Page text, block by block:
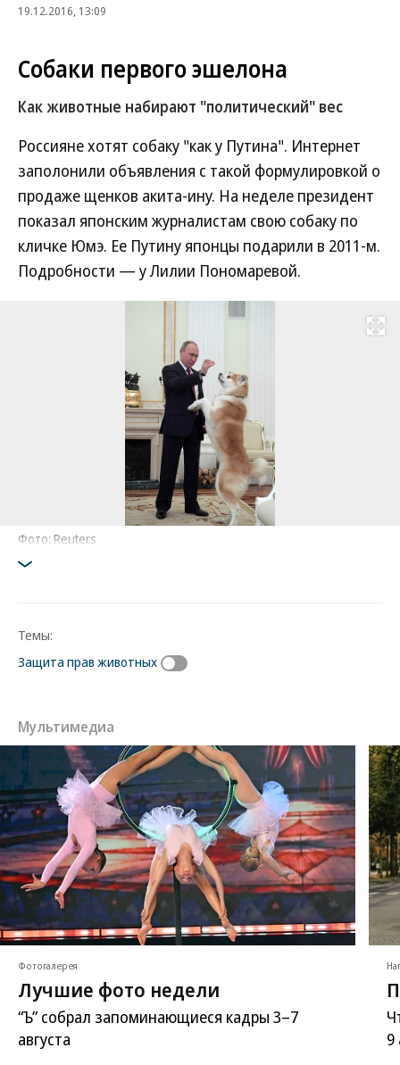
19.12.2016, 13:09
Собаки первого эшелона
Как животные набирают "политический" вес
Россияне хотят собаку "как у Путина". Интернет
заполонили объявления с такой формулировкой о
продаже щенков акита-ину. На неделе президент
показал японским журналистам свою собаку по
кличке Юмэ. Ее Путину японцы подарили в 2011-м.
Подробности — у Лилии Пономаревой.
Развернуть
Фото: Reuters
Темы:
Защита прав животных
Мультимедиа
Фотогалерея
Лучшие фото недели
“Ъ” собрал запоминающиеся кадры 3–7
августа
9